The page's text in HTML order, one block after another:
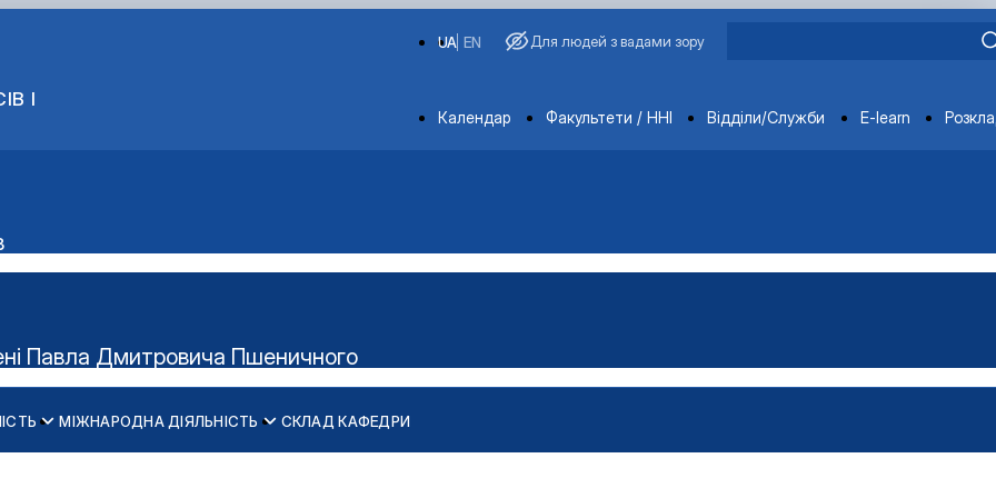
І
EN
UA Для людей з вадами зору
Departments
Календар Факультети / ННІ Відділи/Служби E-learn
Павла Дмитровича Пшеничного
МІЖНАРОДНА ДІЯЛЬНІСТЬ СКЛАД КАФЕДРИ